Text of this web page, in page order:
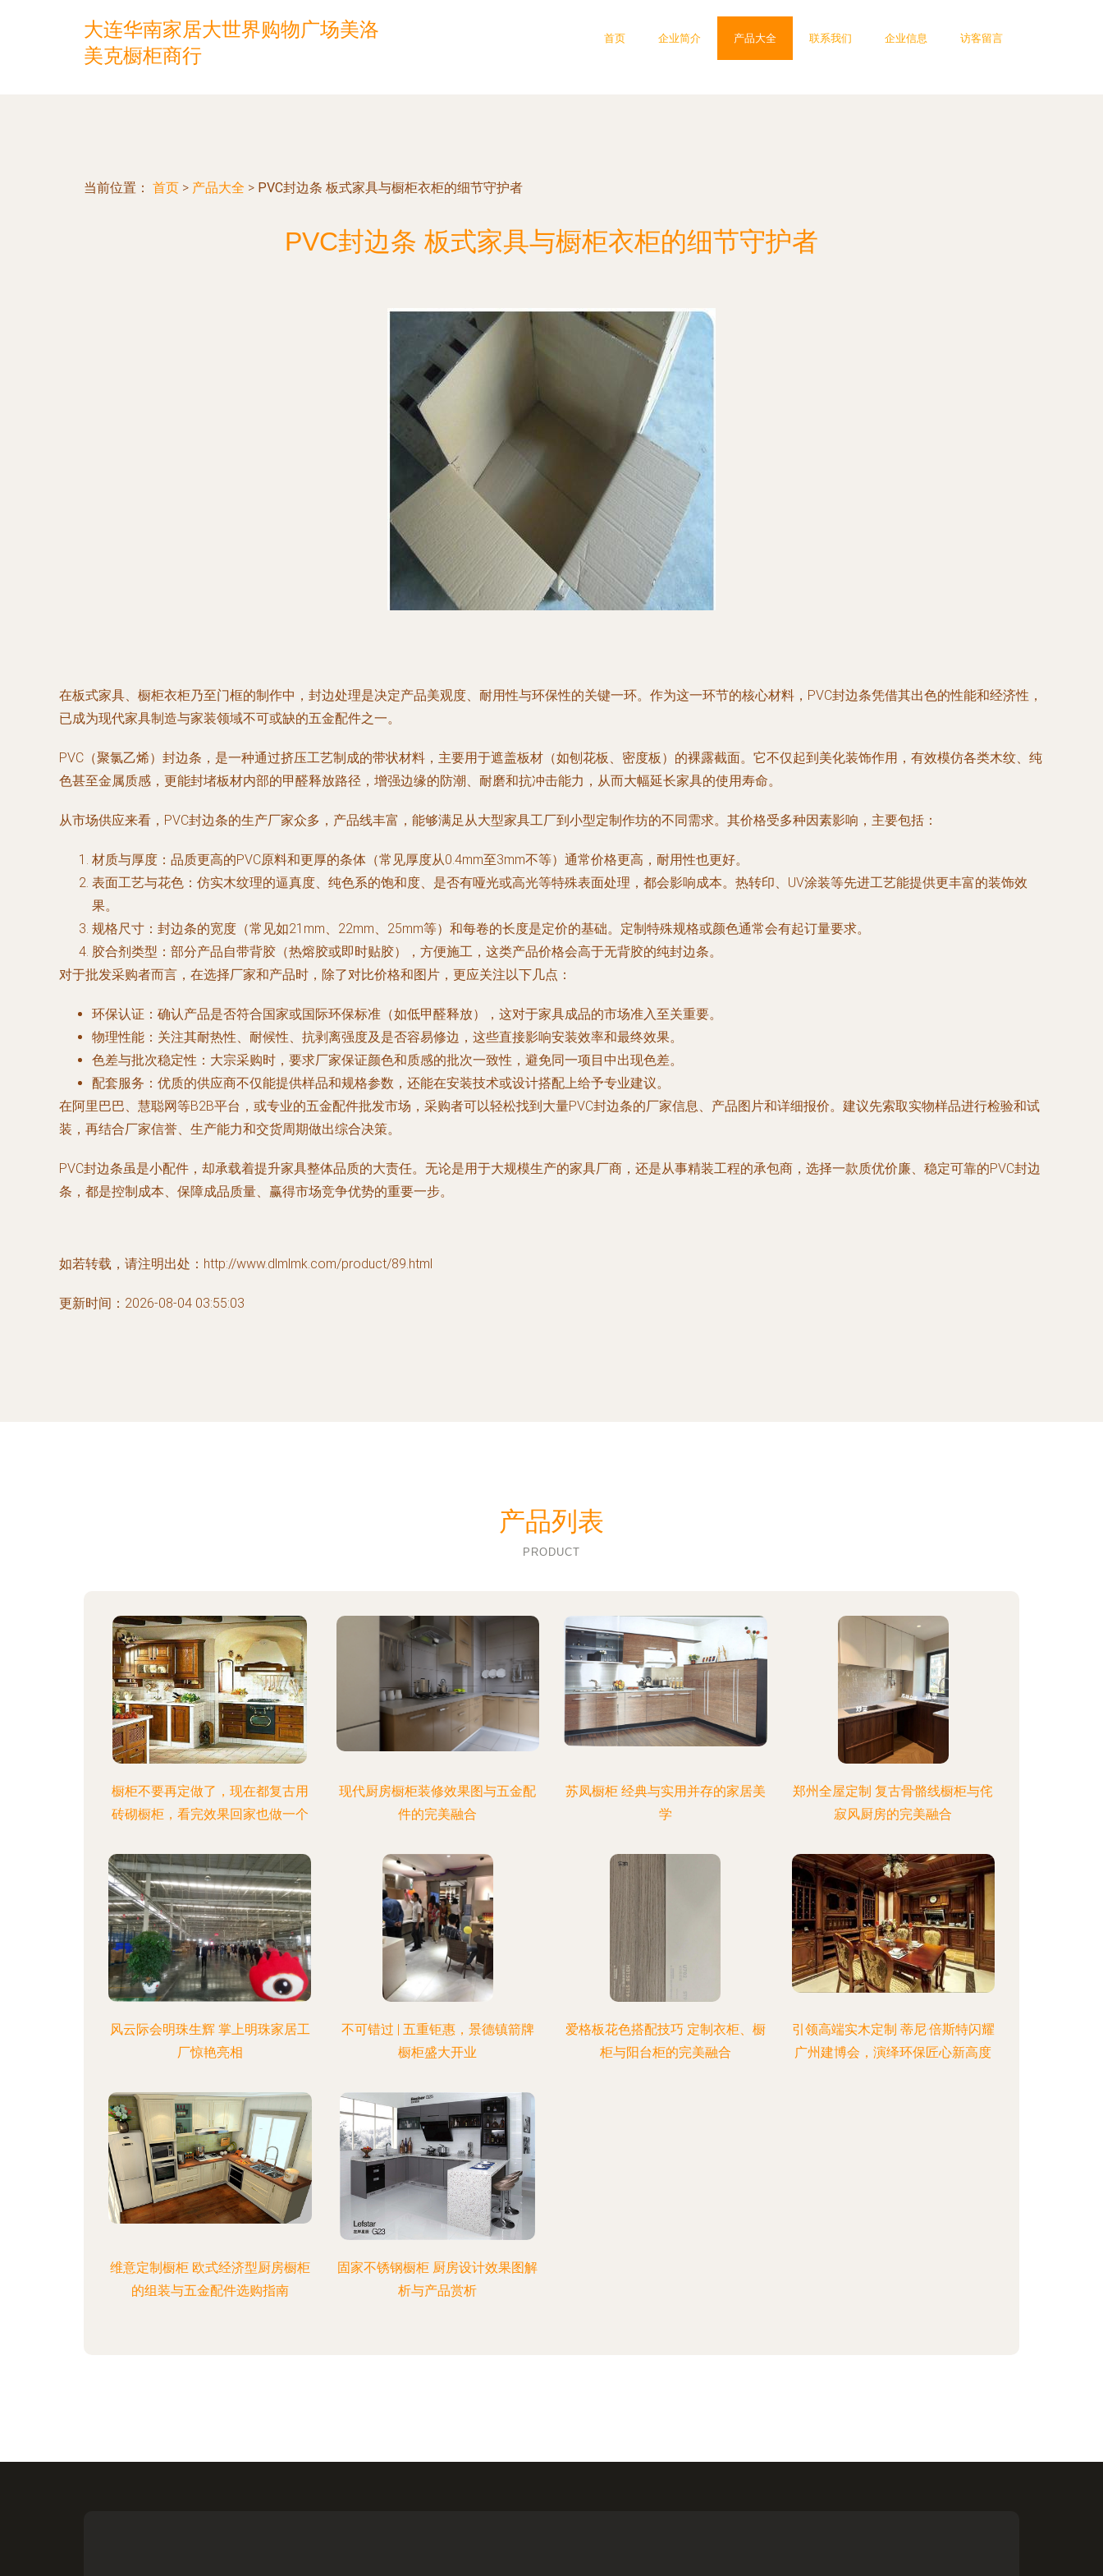
大连华南家居大世界购物广场美洛
美克橱柜商行
首页 企业简介 产品大全 联系我们 企业信息 访客留言
当前位置： 首页 > 产品大全 > PVC封边条 板式家具与橱柜衣柜的细节守护者
PVC封边条 板式家具与橱柜衣柜的细节守护者
在板式家具、橱柜衣柜乃至门框的制作中，封边处理是决定产品美观度、耐用性与环保性的关键一环。作为这一环节的核心材料，PVC封边条凭借其出色的性能和经济性，
已成为现代家具制造与家装领域不可或缺的五金配件之一。
PVC（聚氯乙烯）封边条，是一种通过挤压工艺制成的带状材料，主要用于遮盖板材（如刨花板、密度板）的裸露截面。它不仅起到美化装饰作用，有效模仿各类木纹、纯
色甚至金属质感，更能封堵板材内部的甲醛释放路径，增强边缘的防潮、耐磨和抗冲击能力，从而大幅延长家具的使用寿命。
从市场供应来看，PVC封边条的生产厂家众多，产品线丰富，能够满足从大型家具工厂到小型定制作坊的不同需求。其价格受多种因素影响，主要包括：
材质与厚度 ：品质更高的PVC原料和更厚的条体（常见厚度从0.4mm至3mm不等）通常价格更高，耐用性也更好。
表面工艺与花色 ：仿实木纹理的逼真度、纯色系的饱和度、是否有哑光或高光等特殊表面处理，都会影响成本。热转印、UV涂装等先进工艺能提供更丰富的装饰效
果。
规格尺寸 ：封边条的宽度（常见如21mm、22mm、25mm等）和每卷的长度是定价的基础。定制特殊规格或颜色通常会有起订量要求。
胶合剂类型 ：部分产品自带背胶（热熔胶或即时贴胶），方便施工，这类产品价格会高于无背胶的纯封边条。
对于批发采购者而言，在选择厂家和产品时，除了对比价格和图片，更应关注以下几点：
环保认证 ：确认产品是否符合国家或国际环保标准（如低甲醛释放），这对于家具成品的市场准入至关重要。
物理性能 ：关注其耐热性、耐候性、抗剥离强度及是否容易修边，这些直接影响安装效率和最终效果。
色差与批次稳定性 ：大宗采购时，要求厂家保证颜色和质感的批次一致性，避免同一项目中出现色差。
配套服务 ：优质的供应商不仅能提供样品和规格参数，还能在安装技术或设计搭配上给予专业建议。
在阿里巴巴、慧聪网等B2B平台，或专业的五金配件批发市场，采购者可以轻松找到大量PVC封边条的厂家信息、产品图片和详细报价。建议先索取实物样品进行检验和试
装，再结合厂家信誉、生产能力和交货周期做出综合决策。
PVC封边条虽是小配件，却承载着提升家具整体品质的大责任。无论是用于大规模生产的家具厂商，还是从事精装工程的承包商，选择一款质优价廉、稳定可靠的PVC封边
条，都是控制成本、保障成品质量、赢得市场竞争优势的重要一步。
如若转载，请注明出处：http://www.dlmlmk.com/product/89.html
更新时间：2026-08-04 03:55:03
产品列表
PRODUCT
橱柜不要再定做了，现在都复古用
砖砌橱柜，看完效果回家也做一个
现代厨房橱柜装修效果图与五金配
件的完美融合
苏凤橱柜 经典与实用并存的家居美
学
郑州全屋定制 复古骨骼线橱柜与侘
寂风厨房的完美融合
风云际会明珠生辉 掌上明珠家居工
厂惊艳亮相
不可错过 | 五重钜惠，景德镇箭牌
橱柜盛大开业
爱格板花色搭配技巧 定制衣柜、橱
柜与阳台柜的完美融合
引领高端实木定制 蒂尼·倍斯特闪耀
广州建博会，演绎环保匠心新高度
维意定制橱柜 欧式经济型厨房橱柜
的组装与五金配件选购指南
固家不锈钢橱柜 厨房设计效果图解
析与产品赏析